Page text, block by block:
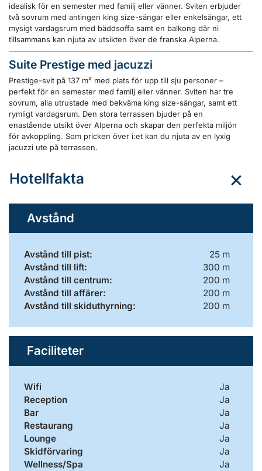
idealisk för en semester med familj eller vänner. Sviten erbjuder
två sovrum med antingen king size-sängar eller enkelsängar, ett
mysigt vardagsrum med bäddsoffa samt en balkong där ni
tillsammans kan njuta av utsikten över de franska Alperna.
Suite Prestige med jacuzzi
Prestige-svit på 137 m² med plats för upp till sju personer –
perfekt för en semester med familj eller vänner. Sviten har tre
sovrum, alla utrustade med bekväma king size-sängar, samt ett
rymligt vardagsrum. Den stora terrassen bjuder på en
enastående utsikt över Alperna och skapar den perfekta miljön
för avkoppling. Som pricken över i:et kan du njuta av en lyxig
jacuzzi ute på terrassen.
Hotellfakta
Avstånd
Avstånd till pist:
25 m
Avstånd till lift:
300 m
Avstånd till centrum:
200 m
Avstånd till affärer:
200 m
Avstånd till skiduthyrning:
200 m
Faciliteter
Wifi
Ja
Reception
Ja
Bar
Ja
Restaurang
Ja
Lounge
Ja
Skidförvaring
Ja
Wellness/Spa
Ja